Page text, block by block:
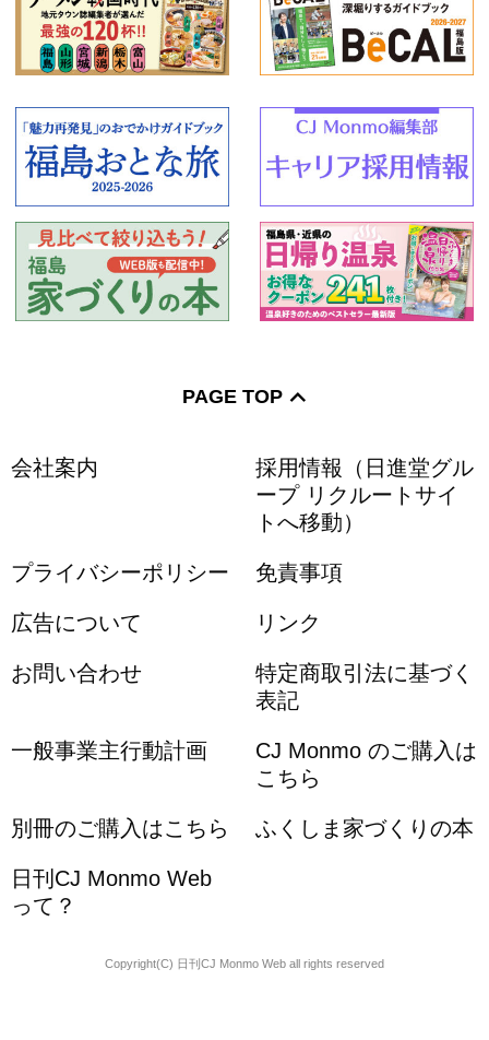
PAGE TOP
会社案内
採用情報（日進堂グル
ープ リクルートサイ
トへ移動）
プライバシーポリシー 免責事項
広告について リンク
お問い合わせ
特定商取引法に基づく
表記
一般事業主行動計画
CJ Monmo のご購入は
こちら
別冊のご購入はこちら ふくしま家づくりの本
日刊CJ Monmo Web
って？
Copyright(C) 日刊CJ Monmo Web all rights reserved